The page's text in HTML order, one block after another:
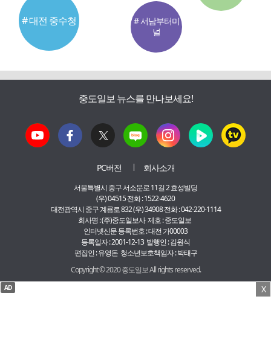
# 대전 중수청
# 서남부터미
널
중도일보 뉴스를 만나보세요!
PC버전 회사소개
서울특별시 중구 서소문로 11길 2 효성빌딩
(우) 04515 전화 : 1522-4620
대전광역시 중구 계룡로 832 (우) 34908 전화 : 042-220-1114
회사명 : (주)중도일보사 제호 : 중도일보
인터넷신문 등록번호 : 대전 가00003
등록일자 : 2001-12-13 발행인 : 김원식
편집인 : 유영돈 청소년보호책임자 : 박태구
Copyright © 2020 중도일보 All rights reserved.
X
AD